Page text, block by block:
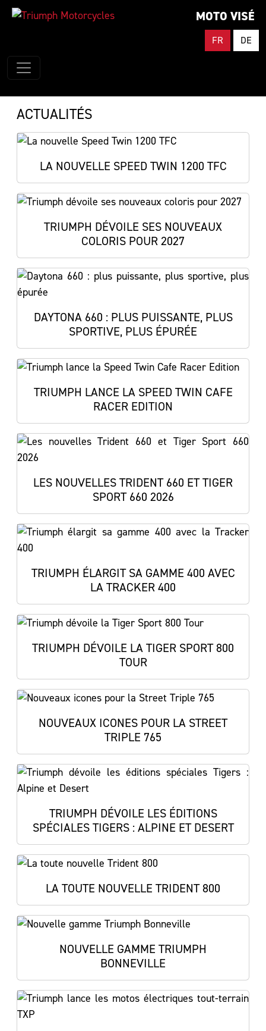
MOTO VISÉ
FR DE
ACTUALITÉS
LA NOUVELLE SPEED TWIN 1200 TFC
TRIUMPH DÉVOILE SES NOUVEAUX
COLORIS POUR 2027
DAYTONA 660 : PLUS PUISSANTE, PLUS
SPORTIVE, PLUS ÉPURÉE
TRIUMPH LANCE LA SPEED TWIN CAFE
RACER EDITION
LES NOUVELLES TRIDENT 660 ET TIGER
SPORT 660 2026
TRIUMPH ÉLARGIT SA GAMME 400 AVEC
LA TRACKER 400
TRIUMPH DÉVOILE LA TIGER SPORT 800
TOUR
NOUVEAUX ICONES POUR LA STREET
TRIPLE 765
TRIUMPH DÉVOILE LES ÉDITIONS
SPÉCIALES TIGERS : ALPINE ET DESERT
LA TOUTE NOUVELLE TRIDENT 800
NOUVELLE GAMME TRIUMPH
BONNEVILLE